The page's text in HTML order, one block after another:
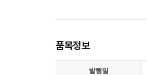
품목정보
발행일